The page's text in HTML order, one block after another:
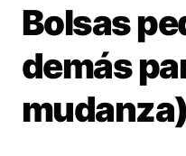
Bolsas
demás
mudanza)